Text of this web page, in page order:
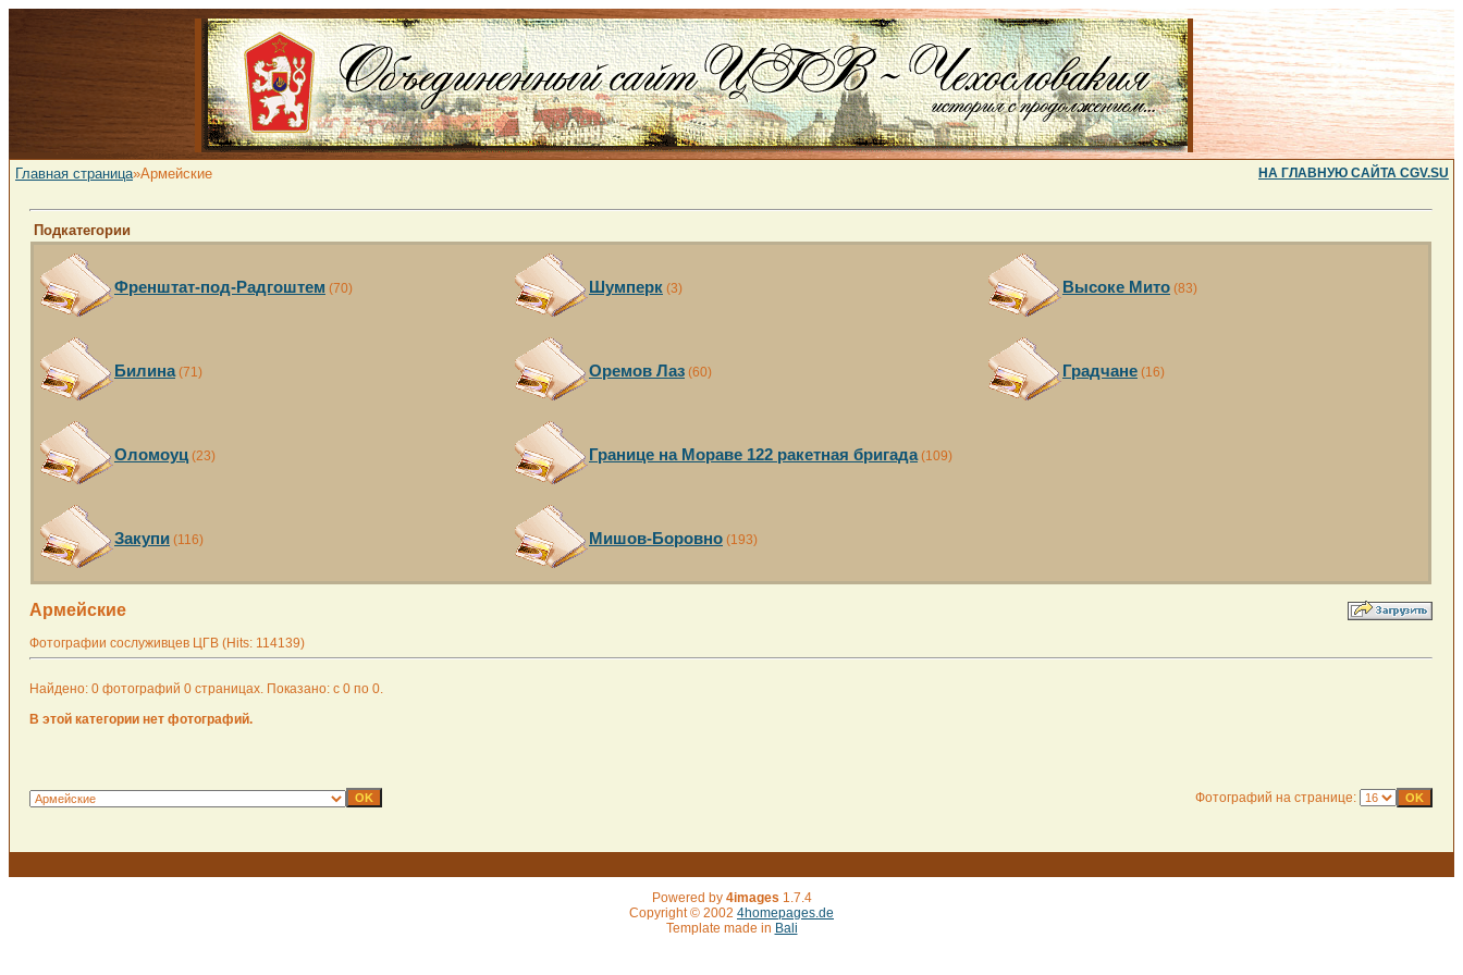
Главная страница»Армейские НА ГЛАВНУЮ САЙТА CGV.SU
Подкатегории
Френштат-под-Радгоштем (70)
Билина(71)
Оломоуц (23)
Закупи (116)
Шумперк (3)
Оремов Лаз (60)
Границе на Мораве 122 ракетная бригада(109)
Мишов-Боровно (193)
Высоке Мито (83)
Градчане (16)
Армейские
Фотографии сослуживцев ЦГВ (Hits: 114139)
Найдено: 0 фотографий 0 страницах. Показано: с 0 по 0.
В этой категории нет фотографий.
Фотографий на странице:
Powered by 4images 1.7.4
Copyright © 2002 4homepages.de
Template made in Bali